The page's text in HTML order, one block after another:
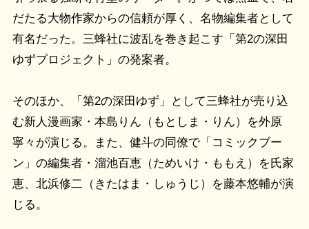
だたる大物作家からの信頼が厚く、名物編集者として
有名だった。三蜂社に波乱を巻き起こす「第2の深田
ゆずプロジェクト」の発案者。
そのほか、「第2の深田ゆず」として三蜂社が売り込
む新人漫画家・本島りん（もとしま・りん）を外原
寧々が演じる。また、健斗の同僚で「コミックブー
ン」の編集者・溜池百恵（ためいけ・ももえ）を氏家
恵、北浜修二（きたはま・しゅうじ）を藤本悠輔が演
じる。